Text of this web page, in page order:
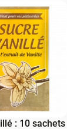
: 10 sachets